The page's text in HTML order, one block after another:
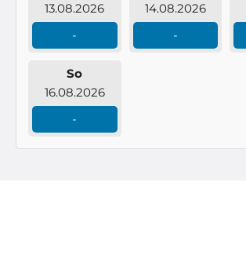
13.08.2026
-
14.08.2026
-
So
16.08.2026
-